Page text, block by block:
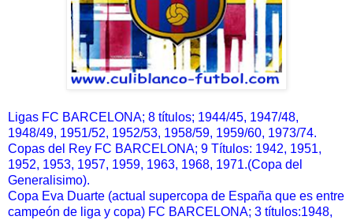
Ligas FC BARCELONA; 8 títulos; 1944/45, 1947/48,
1948/49, 1951/52, 1952/53, 1958/59, 1959/60, 1973/74.
Copas del Rey FC BARCELONA; 9 Títulos: 1942, 1951,
1952, 1953, 1957, 1959, 1963, 1968, 1971.(Copa del
Generalisimo).
Copa Eva Duarte (actual supercopa de España que es entre
campeón de liga y copa) FC BARCELONA; 3 títulos:1948,